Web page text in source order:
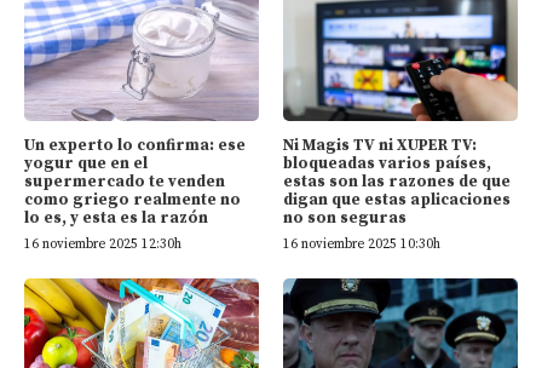
Un experto lo confirma: ese
yogur que en el
supermercado te venden
como griego realmente no
lo es, y esta es la razón
16 noviembre 2025 12:30h
Ni Magis TV ni XUPER TV:
bloqueadas varios países,
estas son las razones de que
digan que estas aplicaciones
no son seguras
16 noviembre 2025 10:30h